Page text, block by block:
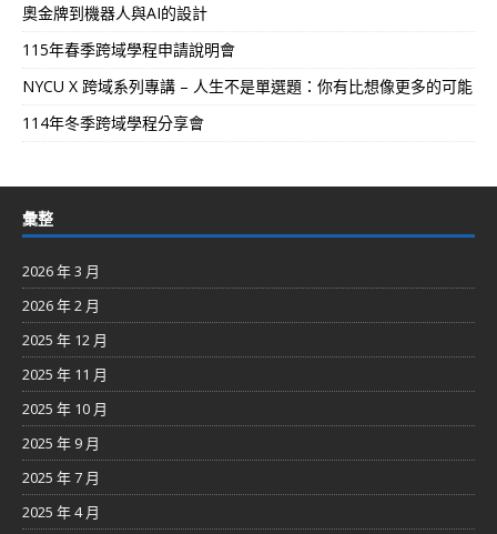
奧金牌到機器人與AI的設計
115年春季跨域學程申請說明會
NYCU X 跨域系列專講 – 人生不是單選題：你有比想像更多的可能
114年冬季跨域學程分享會
彙整
2026 年 3 月
2026 年 2 月
2025 年 12 月
2025 年 11 月
2025 年 10 月
2025 年 9 月
2025 年 7 月
2025 年 4 月